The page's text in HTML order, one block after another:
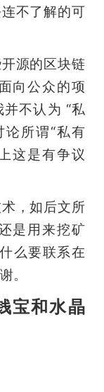
不了解的可
源的区块链
向公众的项
不认为 “私
所谓“私有
这是有争议
，如后文所
是用来挖矿
么要联系在
。
宝和水晶